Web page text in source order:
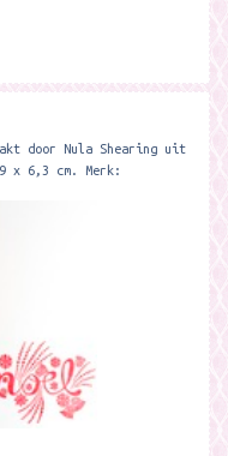
door Nula Shearing uit
9 x 6,3 cm. Merk: